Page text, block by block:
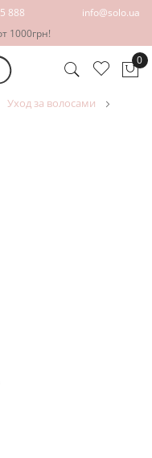
888
info@solo.ua
1000грн!
0
уход за волосами